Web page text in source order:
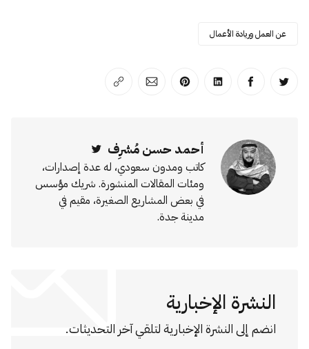
عن العمل وريادة الأعمال
انشر على تويترانشر على الفيسبوك
انشر على لينكد إن
انشر على بينترست
انشر على الإيميل
انسخ الرابط
أحمد حسن مُشرِف
كاتب ومدون سعودي، له عدة إصدارات،
ومئات المقالات المنشورة. شريك مؤسس
في بعض المشاريع الصغيرة، مقيم في
مدينة جدة.
النشرة الإخبارية
انضم إلى النشرة الإخبارية لتلقي آخر التحديثات.